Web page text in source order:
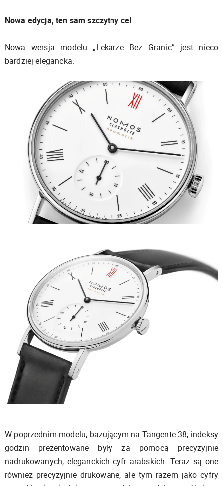
Nowa edycja, ten sam szczytny cel
Nowa wersja modelu „Lekarze Bez Granic” jest nieco
bardziej elegancka.
W poprzednim modelu, bazującym na Tangente 38, indeksy
godzin prezentowane były za pomocą precyzyjnie
nadrukowanych, eleganckich cyfr arabskich. Teraz są one
również precyzyjnie drukowane, ale tym razem jako cyfry